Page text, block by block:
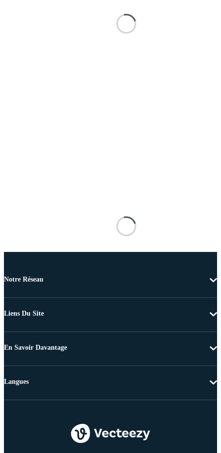
Notre Réseau
Liens Du Site
En Savoir Davantage
Langues